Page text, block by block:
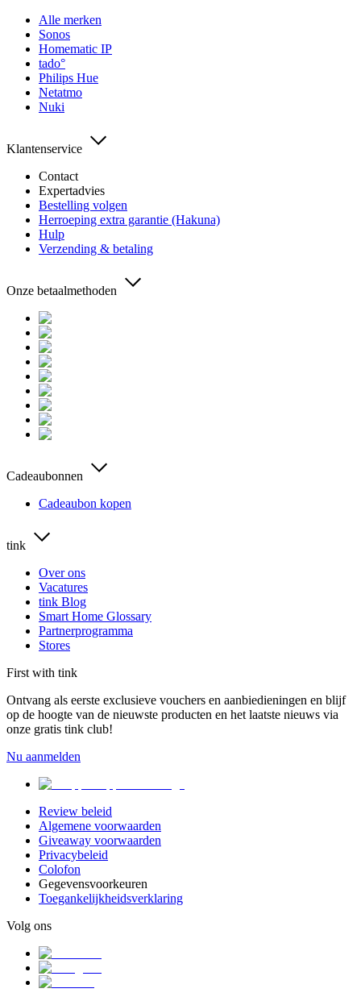
Alle merken
Sonos
Homematic IP
tado°
Philips Hue
Netatmo
Nuki
Klantenservice
Contact
Expertadvies
Bestelling volgen
Herroeping extra garantie (Hakuna)
Hulp
Verzending & betaling
Onze betaalmethoden
Cadeaubonnen
Cadeaubon kopen
tink
Over ons
Vacatures
tink Blog
Smart Home Glossary
Partnerprogramma
Stores
First with tink
Ontvang als eerste exclusieve vouchers en aanbiedieningen en blijf
op de hoogte van de nieuwste producten en het laatste nieuws via
onze gratis tink club!
Nu aanmelden
Review beleid
Algemene voorwaarden
Giveaway voorwaarden
Privacybeleid
Colofon
Gegevensvoorkeuren
Toegankelijkheidsverklaring
Volg ons